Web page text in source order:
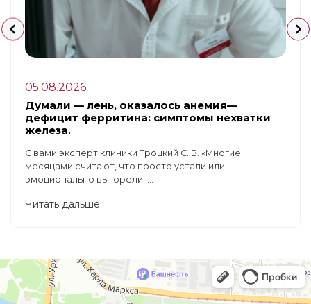
05.08.2026
Думали — лень, оказалось анемия—
дефицит ферритина: симптомы нехватки
железа.
С вами эксперт клиники Троцкий С. В. «Многие
месяцами считают, что просто устали или
эмоционально выгорели. ...
Читать дальше